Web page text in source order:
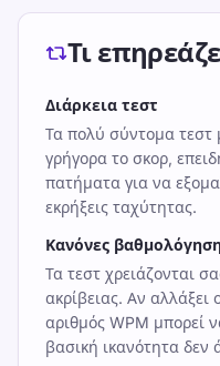
Τι
Διάρκεια τεστ
Τα πολύ σύντομα τεστ
γρήγορα το σκορ,
πατήματα για να
εκρήξεις ταχύτητας.
Κανόνες
Τα τεστ χρειάζονται
ακρίβειας. Αν
αριθμός WPM μπορεί
βασική ικανότητα δεν